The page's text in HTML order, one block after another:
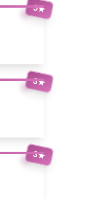
5★
3★
3★